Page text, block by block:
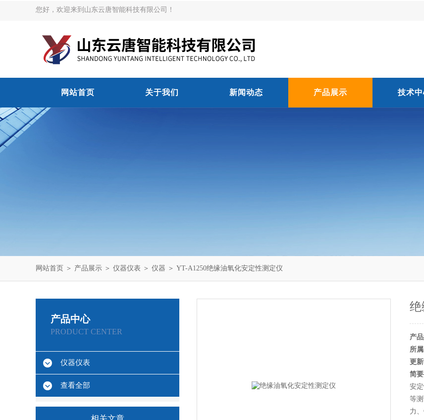
您好，欢迎来到山东云唐智能科技有限公司！
网站首页 关于我们 新闻动态 产品展示 技术
网站首页 ＞ 产品展示 ＞ 仪器仪表 ＞ 仪器 ＞ YT-A1250绝缘油氧化安定性测定仪
产品中心
PRODUCT CENTER
仪器仪表
查看全部
绝
产
所
更
简要
安
等
力